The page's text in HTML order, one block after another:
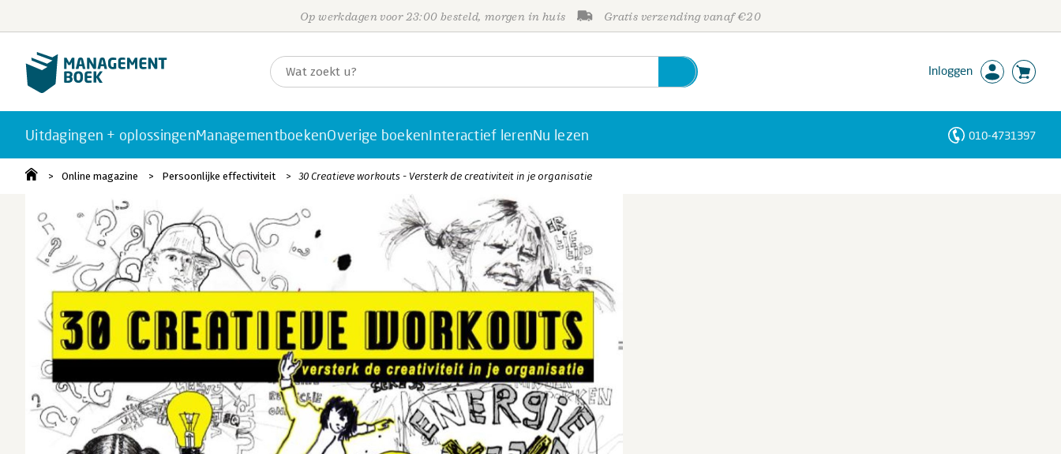
Op werkdagen voor 23:00 besteld, morgen in huis Gratis verzending vanaf €20
Inloggen
Uitdagingen + oplossingenManagementboekenOverige boekenInteractief lerenNu lezen 010-4731397
Online magazine Persoonlijke effectiviteit 30 Creatieve workouts - Versterk de creativiteit in je organisatie
Personen